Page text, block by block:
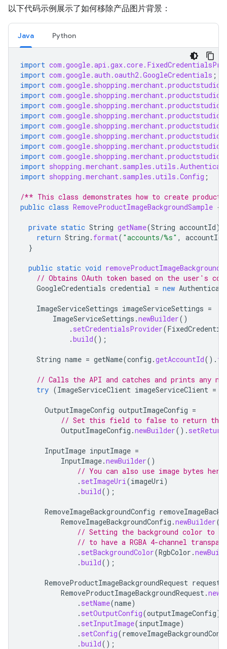
以下代码示例展示了如何移除产品图片背景：
Java Python
import
import com.google.auth.oauth2.GoogleCredentials ;
import
import
import
import
import
import
import
import
import
import shopping.merchant.samples.utils.Config ;
/** This class demonstrates how to create product
public class RemoveProductImageBackgroundSample {
private static String getName(String accountId)
return String . format( "accounts/%s" , accountId
}
public static void removeProductImageBackground
// Obtains OAuth token based on the user's
GoogleCredentials credential = new
ImageServiceSettings imageServiceSettings =
ImageServiceSettings .newBuilder()
. setCredentialsProvider(
.build();
String name = getName(config .getAccountId().
// Calls the API and catches and prints any
try (ImageServiceClient imageServiceClient =
OutputImageConfig outputImageConfig =
// Set this field to false to return the
OutputImageConfig .newBuilder().
InputImage inputImage =
InputImage.newBuilder()
// You can also use image bytes
. setImageUri(imageUri)
.build();
RemoveImageBackgroundConfig
RemoveImageBackgroundConfig .newBuilder()
// Setting the background color to
// to have a RGBA 4-channel
. setBackgroundColor(RgbColor .
.build();
RemoveProductImageBackgroundRequest request
RemoveProductImageBackgroundRequest.
. setName(name)
. setOutputConfig(outputImageConfig)
. setInputImage(inputImage)
. setConfig(
.build();